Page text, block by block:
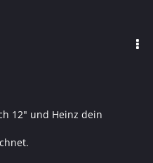
12" und Heinz dein